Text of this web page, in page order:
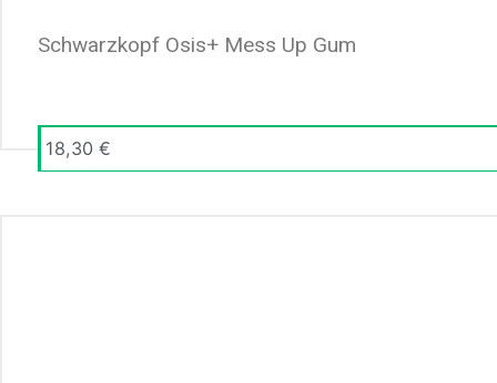
Schwarzkopf Osis+ Mess Up Gum
18,30 €